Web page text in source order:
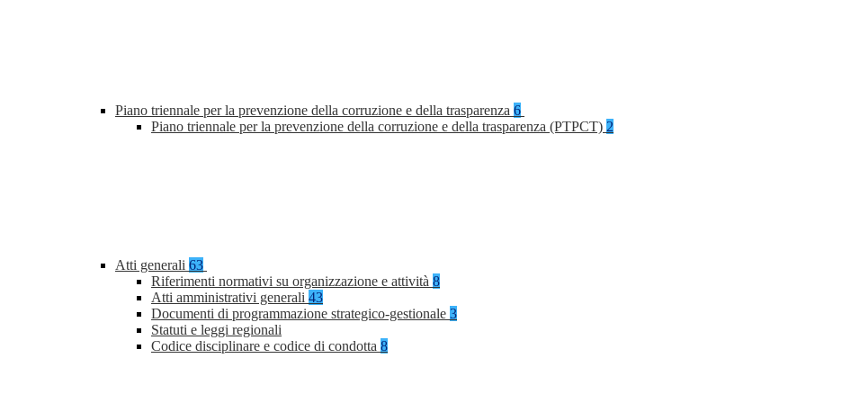
Piano triennale per la prevenzione della corruzione e della trasparenza 6
Piano triennale per la prevenzione della corruzione e della trasparenza (PTPCT) 2
Atti generali 63
Riferimenti normativi su organizzazione e attività 8
Atti amministrativi generali 43
Documenti di programmazione strategico-gestionale 3
Statuti e leggi regionali
Codice disciplinare e codice di condotta 8